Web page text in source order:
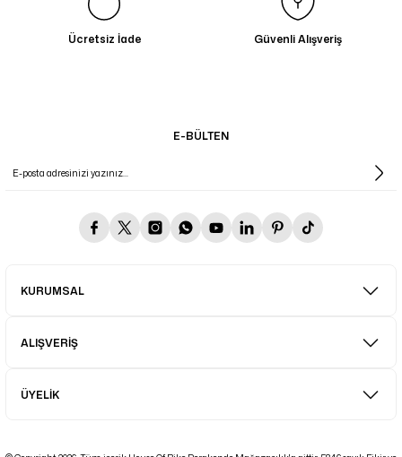
Ücretsiz İade Güvenli Alışveriş
E-BÜLTEN
KURUMSAL
ALIŞVERİŞ
ÜYELİK